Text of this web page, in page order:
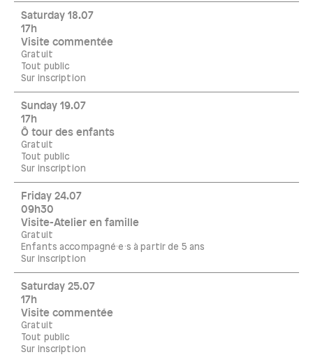
Saturday 18.07
17h
Visite commentée
Gratuit
Tout public
Sur inscription
Sunday 19.07
17h
Ô tour des enfants
Gratuit
Tout public
Sur inscription
Friday 24.07
09h30
Visite-Atelier en famille
Gratuit
Enfants accompagné·e·s à partir de 5 ans
Sur inscription
Saturday 25.07
17h
Visite commentée
Gratuit
Tout public
Sur inscription